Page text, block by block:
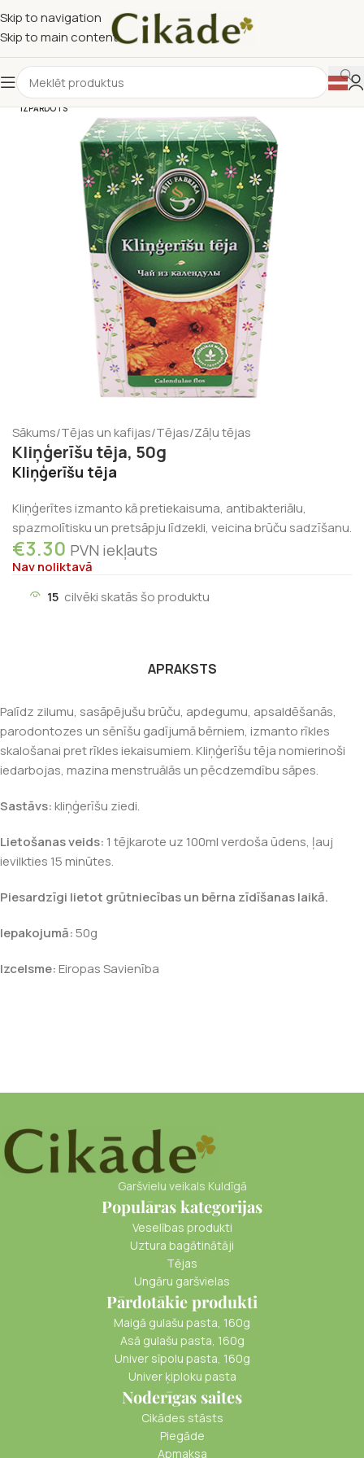
Skip to navigation
Skip to main content
IZPĀRDOTS
Sākums/Tējas un kafijas/Tējas/Zāļu tējas
Kliņģerīšu tēja, 50g
Kliņģerīšu tēja
Kliņģerītes izmanto kā pretiekaisuma, antibakteriālu,
spazmolītisku un pretsāpju līdzekli, veicina brūču sadzīšanu.
€3.30 PVN iekļauts
Nav noliktavā
15 cilvēki skatās šo produktu
APRAKSTS
Palīdz zilumu, sasāpējušu brūču, apdegumu, apsaldēšanās,
parodontozes un sēnīšu gadījumā bērniem, izmanto rīkles
skalošanai pret rīkles iekaisumiem. Kliņģerīšu tēja nomierinoši
iedarbojas, mazina menstruālās un pēcdzemdību sāpes.
Sastāvs:kliņģerīšu ziedi.
Lietošanas veids: 1 tējkarote uz 100ml verdoša ūdens, ļauj
ievilkties 15 minūtes.
Piesardzīgi lietot grūtniecības un bērna zīdīšanas laikā.
Iepakojumā:50g
Izcelsme:Eiropas Savienība
Garšvielu veikals Kuldīgā
Populāras kategorijas
Veselības produkti
Uztura bagātinātāji
Tējas
Ungāru garšvielas
Pārdotākie produkti
Maigā gulašu pasta, 160g
Asā gulašu pasta, 160g
Univer sīpolu pasta, 160g
Univer ķiploku pasta
Noderīgas saites
Cikādes stāsts
Piegāde
Apmaksa